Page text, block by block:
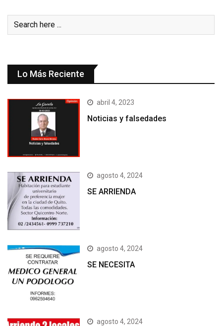
Lo Más Reciente
abril 4, 2023
Noticias y falsedades
agosto 4, 2024
SE ARRIENDA
agosto 4, 2024
SE NECESITA
agosto 4, 2024